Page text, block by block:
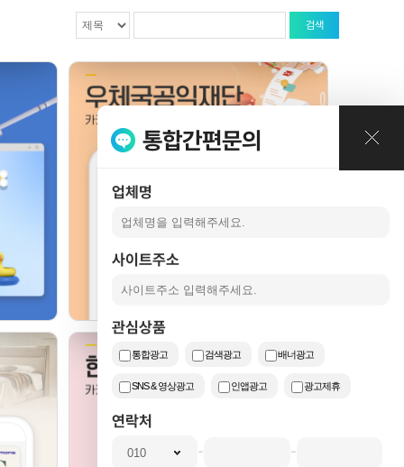
통합간편문의
업체명
사이트주소
관심상품
통합광고 검색광고 배너광고
SNS & 영상광고 인앱광고 광고제휴
연락처
- -
검색